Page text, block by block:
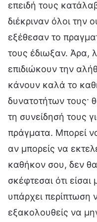
επειδή τους
διέκριναν όλοι
εξέθεσαν το
τους έδιωξαν. Άρα,
επιδιώκουν την
κάνουν καλά το
δυνατοτήτων τους·
τη συνείδησή τους
πράγματα. Μπορεί
αν μπορείς να
καθήκον σου, δεν
σκέφτεσαι ότι είσαι
υπάρχει περίπτωση
εξακολουθείς να